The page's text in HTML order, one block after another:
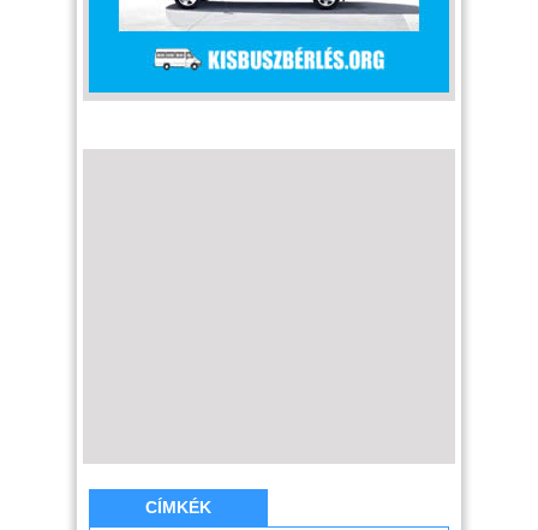
CÍMKÉK